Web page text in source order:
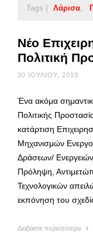
Tags | Λάρισα
Νέο
Πολιτική
30 ΙΟΥΛΊΟΥ, 2019
Ένα ακόμα
Πολιτικής
κατάρτιση
Μηχανισμών
Δράσεων/
Πρόληψη,
Τεχνολογικών
εκπόνηση του
Διαβάστε περισσότερα